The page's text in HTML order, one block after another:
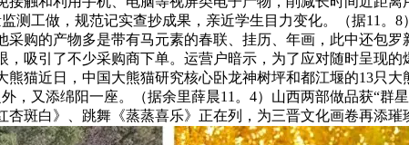
工做，规范记实查抄成果，亲近学生目力变化。（据11。
购的产物多是带有马元素的春联、挂历、年画，此中还包
吸引了不少采购商下单。运营户暗示，为了应对随时呈现
猫近日，中国大熊猫研究核心卧龙神树坪和都江堰的13只
又添绵阳一座。（据余里薛晨11。4）山西两部做品获“群
斑白》、跳舞《蒸蒸喜乐》正在列，为三晋文化画卷再添璀